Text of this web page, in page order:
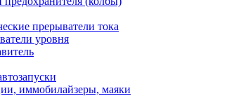
прерыватели тока
уровня
иммобилайзеры, маяки